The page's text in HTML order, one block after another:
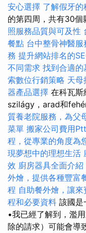
安心選擇 了解假牙
的第四周，共有30個
照服務品質與可及性
餐點 台中整骨神醫服
務 提升網站排名的
不同需求 找到合適的
索數位行銷策略 天母
器產品選擇 在科瓦斯
szilágy，arad和
質養老院服務，為父
菜單 搬家公司費用
程，從專業的角度為
現夢想中的理想生活
效 廚房器具全面介
外燴，提供各種豐富
程 自助餐外燴，讓
程和必要資料 該國是
•我已經了解到，濫
除的請求）可能會導